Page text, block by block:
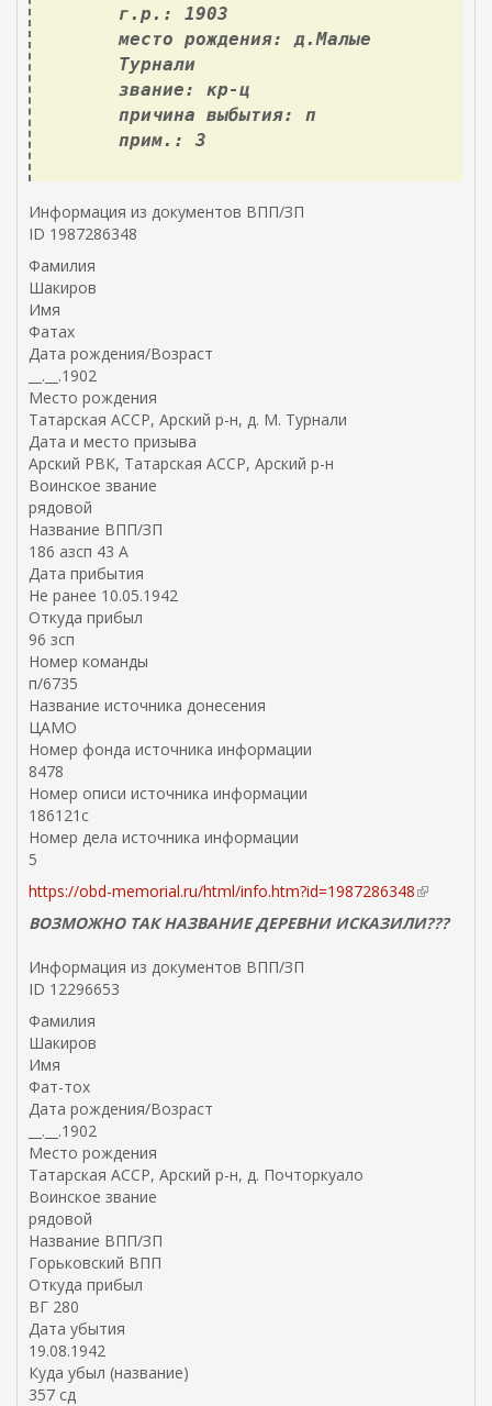
г.р.: 1903
место рождения: д.Малые
Турнали
звание: кр-ц
причина выбытия: п
прим.: 3
Информация из документов ВПП/ЗП
ID 1987286348
Фамилия
Шакиров
Имя
Фатах
Дата рождения/Возраст
__.__.1902
Место рождения
Татарская АССР, Арский р-н, д. М. Турнали
Дата и место призыва
Арский РВК, Татарская АССР, Арский р-н
Воинское звание
рядовой
Название ВПП/ЗП
186 азсп 43 А
Дата прибытия
Не ранее 10.05.1942
Откуда прибыл
96 зсп
Номер команды
п/6735
Название источника донесения
ЦАМО
Номер фонда источника информации
8478
Номер описи источника информации
186121с
Номер дела источника информации
5
https://obd-memorial.ru/html/info.htm?id=1987286348(
в
н
ВОЗМОЖНО ТАК НАЗВАНИЕ ДЕРЕВНИ ИСКАЗИЛИ???
Информация из документов ВПП/ЗП
ID 12296653
Фамилия
Шакиров
Имя
Фат-тох
Дата рождения/Возраст
__.__.1902
Место рождения
Татарская АССР, Арский р-н, д. Почторкуало
Воинское звание
рядовой
Название ВПП/ЗП
Горьковский ВПП
Откуда прибыл
ВГ 280
Дата убытия
19.08.1942
Куда убыл (название)
357 сд